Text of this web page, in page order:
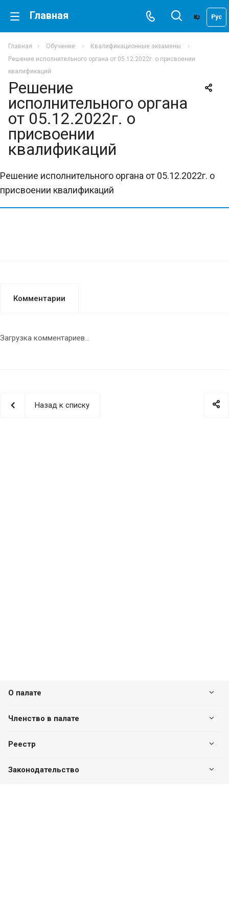
Главная Қаз Рус
Главная Обучение
Квалификационные экзамены
Решение исполнительного органа от 05.12.2022г. о присвоении
квалификаций
Решение
исполнительного органа
от 05.12.2022г. о
присвоении
квалификаций
Решение исполнительного органа от 05.12.2022г. о
присвоении квалификаций
Комментарии
Загрузка комментариев...
Назад к списку
О палате
Членство в палате
Реестр
Законодательство